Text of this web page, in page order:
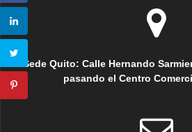
Sede Quito: Calle Hernando
pasando el Centro